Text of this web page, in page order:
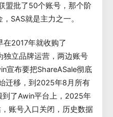
盟批了50个账号，那个阶
SAS就是主力之一。
在2017年就收购了
独立品牌运营，两边账号
宣布要把ShareASale彻底
迁移，到2025年8月所有
了Awin平台上，2025年
账号入口关闭，历史数据